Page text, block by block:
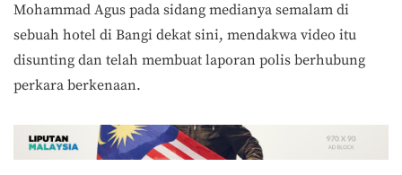
Mohammad Agus pada sidang medianya semalam di
sebuah hotel di Bangi dekat sini, mendakwa video itu
disunting dan telah membuat laporan polis berhubung
perkara berkenaan.